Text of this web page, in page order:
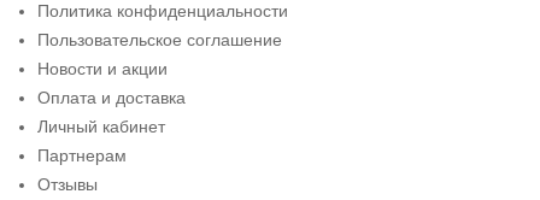
Политика конфиденциальности
Пользовательское соглашение
Новости и акции
Оплата и доставка
Личный кабинет
Партнерам
Отзывы